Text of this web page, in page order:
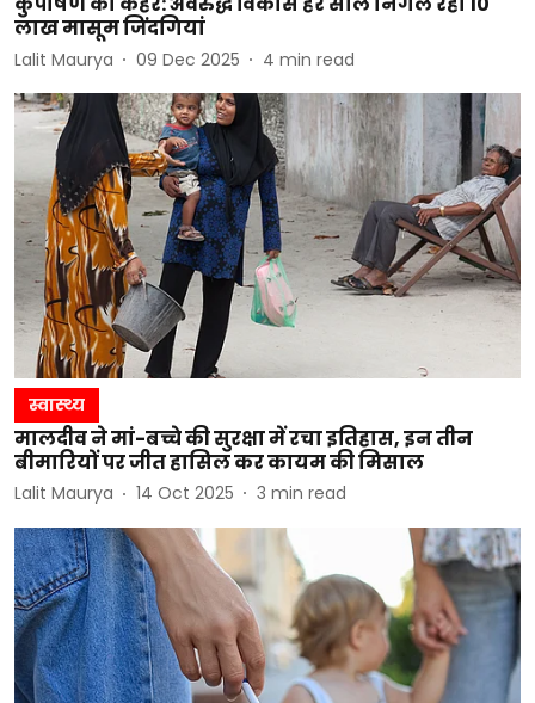
लाख मासूम जिंदगियां
Lalit Maurya 09 Dec 2025 4 min read
स्वास्थ्य
मालदीव ने मां-बच्चे की सुरक्षा में रचा इतिहास, इन तीन
बीमारियों पर जीत हासिल कर कायम की मिसाल
Lalit Maurya 14 Oct 2025 3 min read